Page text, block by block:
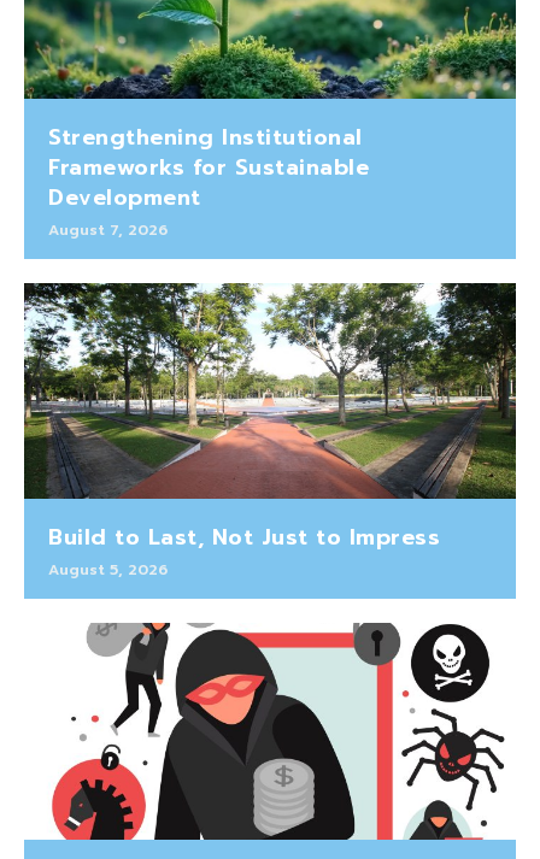
Strengthening Institutional
Frameworks for Sustainable
Development
August 7, 2026
Build to Last, Not Just to Impress
August 5, 2026